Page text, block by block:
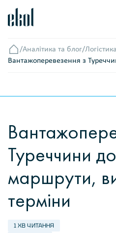
Головна
/Аналітика та блог/Логістика
Вантажоперевезення з
Туреччини
маршрути,
терміни
1 ХВ ЧИТАННЯ